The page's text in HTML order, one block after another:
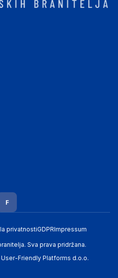
F
privatnostiGDPRImpressum
Sva prava pridržana.
Friendly Platforms d.o.o.